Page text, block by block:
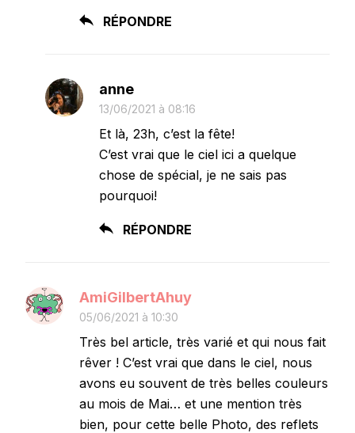
RÉPONDRE
anne
13/06/2021 à 08:16
Et là, 23h, c’est la fête!
C’est vrai que le ciel ici a quelque
chose de spécial, je ne sais pas
pourquoi!
RÉPONDRE
AmiGilbertAhuy
05/06/2021 à 10:30
Très bel article, très varié et qui nous fait
rêver ! C’est vrai que dans le ciel, nous
avons eu souvent de très belles couleurs
au mois de Mai… et une mention très
bien, pour cette belle Photo, des reflets